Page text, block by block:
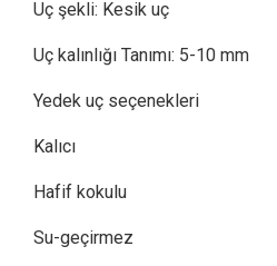
Uç şekli: Kesik uç
Uç kalınlığı Tanımı: 5-10 mm
Yedek uç seçenekleri
Kalıcı
Hafif kokulu
Su-geçirmez